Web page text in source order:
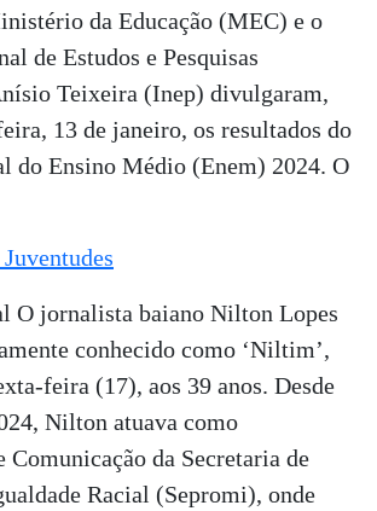
da Educação (MEC) e o
de Estudos e Pesquisas
Teixeira (Inep) divulgaram,
13 de janeiro, os resultados do
do Ensino Médio (Enem) 2024. O
O jornalista baiano Nilton Lopes
conhecido como ‘Niltim’,
feira (17), aos 39 anos. Desde
Nilton atuava como
Comunicação da Secretaria de
Racial (Sepromi), onde